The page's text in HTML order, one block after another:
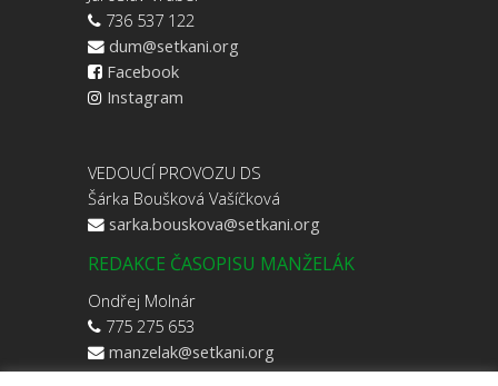
736 537 122
dum@setkani.org
Facebook
Instagram
VEDOUCÍ PROVOZU DS
Šárka Boušková Vašíčková
sarka.bouskova@setkani.org
REDAKCE ČASOPISU MANŽELÁK
Ondřej Molnár
775 275 653
manzelak@setkani.org